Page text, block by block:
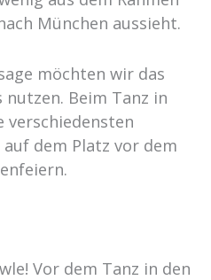
München aussieht.
möchten wir das
nutzen. Beim Tanz in
verschiedensten
dem Platz vor dem
Vor dem Tanz in den